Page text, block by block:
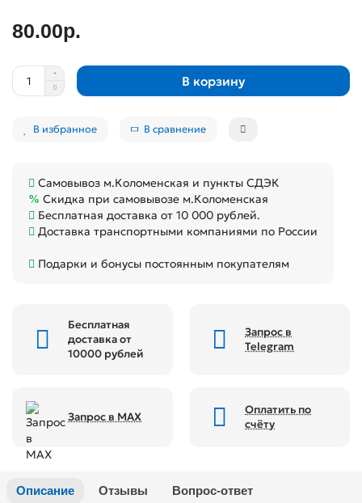
80.00р.
В корзину
В избранное В сравнение
Самовывоз м.Коломенская и пункты СДЭК
Скидка при самовывозе м.Коломенская
Бесплатная доставка от 10 000 рублей.
Доставка транспортными компаниями по России
Подарки и бонусы постоянным покупателям
Бесплатная
доставка от
10000 рублей
Запрос в
Telegram
Запрос в MAX
Оплатить по
счёту
Описание Отзывы Вопрос-ответ